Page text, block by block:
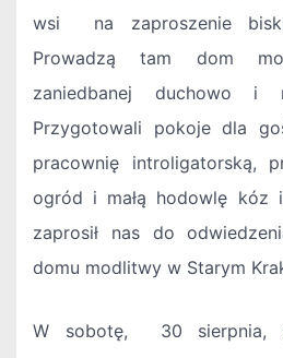
wsi na zaproszenie
Prowadzą tam dom
zaniedbanej duchowo i
Przygotowali pokoje dla
pracownię introligatorską,
ogród i małą hodowlę kóz
zaprosił nas do
domu modlitwy w Starym
W sobotę, 30 sierpnia,